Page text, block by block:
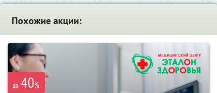
Похожие акции:
до 40%